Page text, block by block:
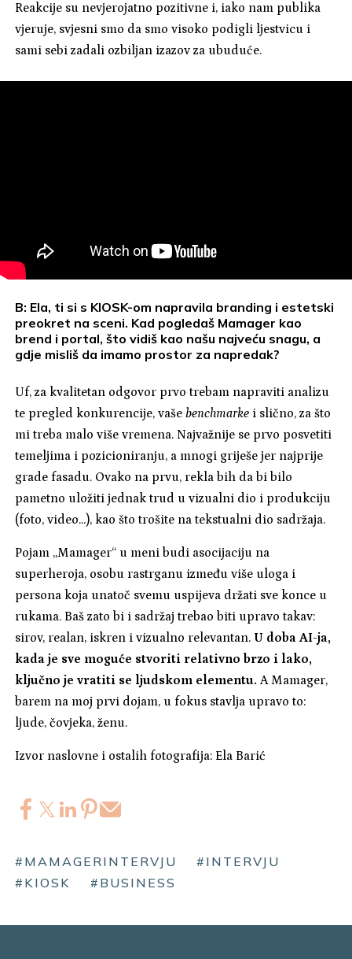
Reakcije su nevjerojatno pozitivne i, iako nam publika
vjeruje, svjesni smo da smo visoko podigli ljestvicu i
sami sebi zadali ozbiljan izazov za ubuduće.
B: Ela, ti si s KIOSK-om napravila branding i estetski
preokret na sceni. Kad pogledaš Mamager kao
brend i portal, što vidiš kao našu najveću snagu, a
gdje misliš da imamo prostor za napredak?
Uf, za kvalitetan odgovor prvo trebam napraviti analizu
te pregled konkurencije, vašebenchmarke i slično, za što
mi treba malo više vremena. Najvažnije se prvo posvetiti
temeljima i pozicioniranju, a mnogi griješe jer najprije
grade fasadu. Ovako na prvu, rekla bih da bi bilo
pametno uložiti jednak trud u vizualni dio i produkciju
(foto, video...), kao što trošite na tekstualni dio sadržaja.
Pojam „Mamager“ u meni budi asocijaciju na
superheroja, osobu rastrganu između više uloga i
persona koja unatoč svemu uspijeva držati sve konce u
rukama. Baš zato bi i sadržaj trebao biti upravo takav:
sirov, realan, iskren i vizualno relevantan. U doba AI-ja,
kada je sve moguće stvoriti relativno brzo i lako,
ključno je vratiti se ljudskom elementu. A Mamager,
barem na moj prvi dojam, u fokus stavlja upravo to:
ljude, čovjeka, ženu.
Izvor naslovne i ostalih fotografija: Ela Barić
#MAMAGERINTERVJU
#INTERVJU
#KIOSK
#BUSINESS